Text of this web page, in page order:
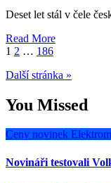
Deset let stál v čele
Read More
Stránkování
příspěvků
1 2 … 186
Další stránka »
You Missed
Ceny novinek
Novináři testovali